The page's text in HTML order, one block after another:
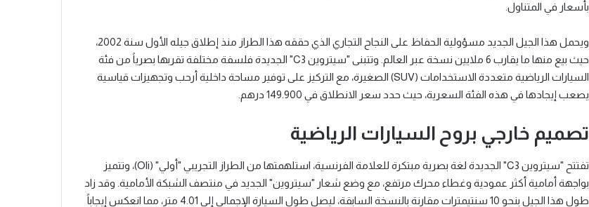
بأسعار في المتناول.
ويحمل هذا الجيل الجديد مسؤولية الحفاظ على النجاح التجاري الذي حققه هذا الطراز منذ إطلاق جيله الأول سنة 2002،
حيث بيع منها ما يقارب 6 ملايين نسخة عبر العالم. وتتبنى "سيتروين C3" الجديدة فلسفة مختلفة تقربها بصرياً من فئة
السيارات الرياضية متعددة الاستخدامات (SUV) الصغيرة، مع التركيز على توفير مساحة داخلية أرحب وتجهيزات قياسية
يصعب إيجادها في هذه الفئة السعرية، حيث حدد سعر الانطلاق في 149.900 درهم.
تصميم خارجي بروح السيارات الرياضية
تفتتح "سيتروين C3" الجديدة لغة بصرية مبتكرة للعلامة الفرنسية، استلهمتها من الطراز التجريبي "أولي" (Oli)، وتتميز
بواجهة أمامية أكثر عمودية وغطاء محرك مرتفع، مع وضع شعار "سيتروين" الجديد في منتصف الشبكة الأمامية. وقد زاد
طول هذا الجيل بنحو 10 سنتيمترات مقارنة بالنسخة السابقة، ليصل طول السيارة الإجمالي إلى 4.01 متر، مما انعكس إيجاباً